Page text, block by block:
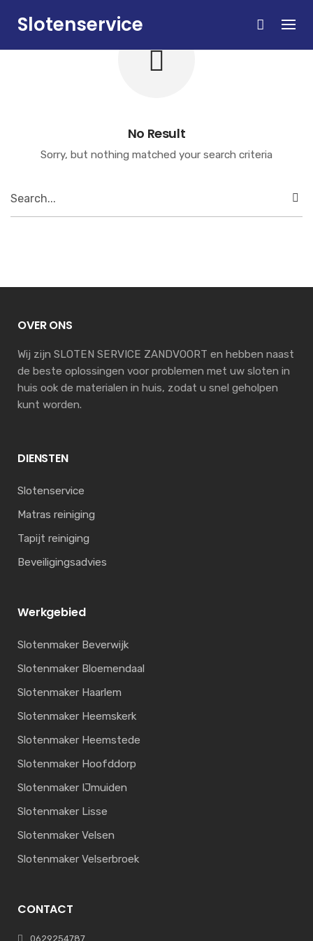
Slotenservice
No Result
Sorry, but nothing matched your search criteria
OVER ONS
Wij zijn SLOTEN SERVICE ZANDVOORT en hebben naast
de beste oplossingen voor problemen met uw sloten in
huis ook de materialen in huis, zodat u snel geholpen
kunt worden.
DIENSTEN
Slotenservice
Matras reiniging
Tapijt reiniging
Beveiligingsadvies
Werkgebied
Slotenmaker Beverwijk
Slotenmaker Bloemendaal
Slotenmaker Haarlem
Slotenmaker Heemskerk
Slotenmaker Heemstede
Slotenmaker Hoofddorp
Slotenmaker IJmuiden
Slotenmaker Lisse
Slotenmaker Velsen
Slotenmaker Velserbroek
CONTACT
0629254787